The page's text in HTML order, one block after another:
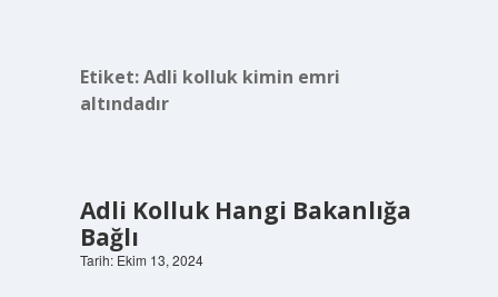
Etiket:Adli kolluk kimin emri
altındadır
Adli Kolluk Hangi Bakanlığa
Bağlı
Tarih: Ekim 13, 2024